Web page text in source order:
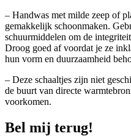
– Handwas met milde zeep of
gemakkelijk schoonmaken.
schuurmiddelen om de
Droog goed af voordat je ze
hun vorm en duurzaamheid
– Deze schaaltjes zijn niet
de buurt van directe
voorkomen.
Bel mij terug!